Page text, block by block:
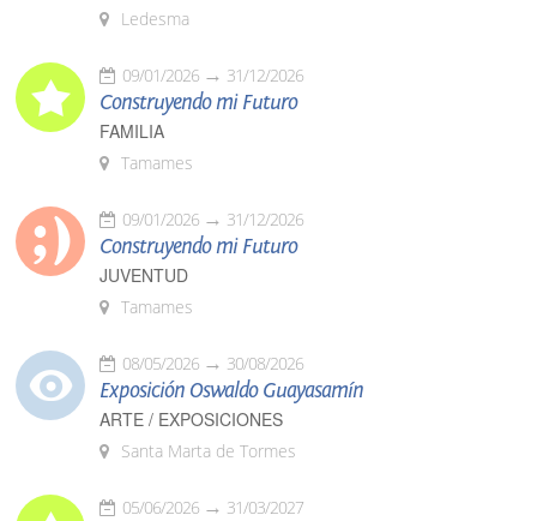
Ledesma
09/01/2026 31/12/2026
Construyendo mi Futuro
FAMILIA
Tamames
09/01/2026 31/12/2026
Construyendo mi Futuro
JUVENTUD
Tamames
08/05/2026 30/08/2026
Exposición Oswaldo Guayasamín
ARTE / EXPOSICIONES
Santa Marta de Tormes
05/06/2026 31/03/2027